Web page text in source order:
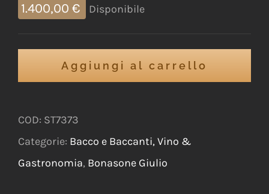
1.400,00 € Disponibile
Aggiungi al carrello
COD: ST7373
Categorie: Bacco e Baccanti, Vino &
Gastronomia, Bonasone Giulio